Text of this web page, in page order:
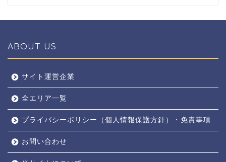
ABOUT US
サイト運営企業
全エリア一覧
プライバシーポリシー（個人情報保護方針）・免責事項
お問い合わせ
奈良